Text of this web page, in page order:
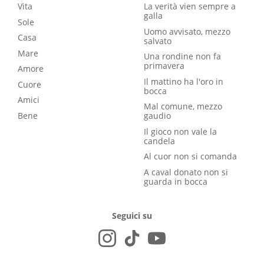
Vita
Sole
Casa
Mare
Amore
Cuore
Amici
Bene
La verità vien sempre a
galla
Uomo avvisato, mezzo
salvato
Una rondine non fa
primavera
Il mattino ha l'oro in
bocca
Mal comune, mezzo
gaudio
Il gioco non vale la
candela
Al cuor non si comanda
A caval donato non si
guarda in bocca
Seguici su